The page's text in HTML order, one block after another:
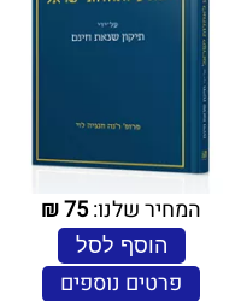
המחיר שלנו:75
₪
הוסף לסל
פרטים נוספים